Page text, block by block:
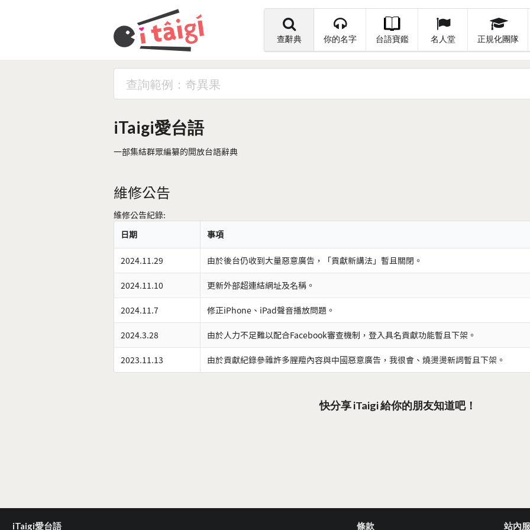
查辭典 你的名字 台語寶鑑 名人堂 正規化團隊
iTaigi愛台語
一部集結群眾編纂的開放台語辭典
維修公告
維修公告紀錄:
日期
事項
2024.11.29 由於後台仍收到大量惡意廣告，「貢獻新講法」暫且關閉。
2024.11.10 更新外部超連結網址及名稱。
2024.11.7 修正iPhone、iPad聲音播放問題。
2024.3.28 由於人力不足難以配合Facebook審查機制，登入具名貢獻功能暫且下架。
2023.11.13 由於貢獻紀錄參雜許多腥羶內容與中國惡意廣告，我很會、燒燙燙新詞暫且下架。
快分享 iTaigi 給你的朋友知道吧！
iTaigi愛台語 條款 站內